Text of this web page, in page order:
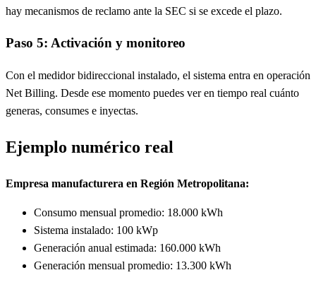
hay mecanismos de reclamo ante la SEC si se excede el plazo.
Paso 5: Activación y monitoreo
Con el medidor bidireccional instalado, el sistema entra en operación
Net Billing. Desde ese momento puedes ver en tiempo real cuánto
generas, consumes e inyectas.
Ejemplo numérico real
Empresa manufacturera en Región Metropolitana:
Consumo mensual promedio: 18.000 kWh
Sistema instalado: 100 kWp
Generación anual estimada: 160.000 kWh
Generación mensual promedio: 13.300 kWh